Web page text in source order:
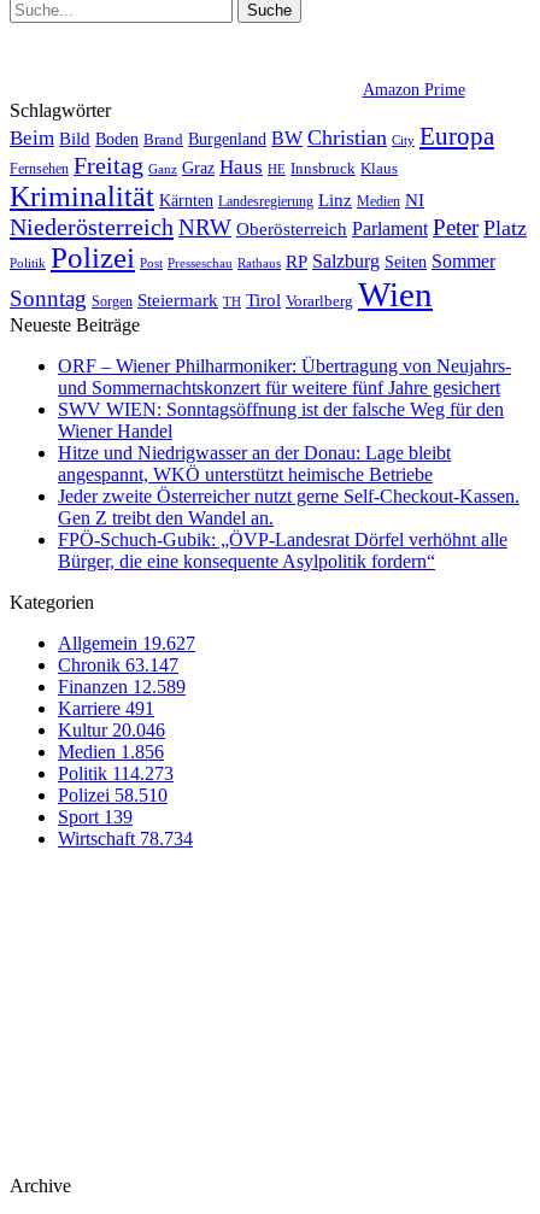
Amazon Prime
Schlagwörter
Beim Bild Boden Brand Burgenland BW Christian City Europa
Fernsehen Freitag Ganz Graz Haus HE Innsbruck Klaus
Kriminalität Kärnten Landesregierung Linz Medien NI
Niederösterreich NRW Oberösterreich Parlament Peter Platz
Politik Polizei Post Presseschau Rathaus RP Salzburg Seiten Sommer
Sonntag Sorgen Steiermark TH Tirol Vorarlberg Wien
Neueste Beiträge
ORF – Wiener Philharmoniker: Übertragung von Neujahrs-
und Sommernachtskonzert für weitere fünf Jahre gesichert
SWV WIEN: Sonntagsöffnung ist der falsche Weg für den
Wiener Handel
Hitze und Niedrigwasser an der Donau: Lage bleibt
angespannt, WKÖ unterstützt heimische Betriebe
Jeder zweite Österreicher nutzt gerne Self-Checkout-Kassen.
Gen Z treibt den Wandel an.
FPÖ-Schuch-Gubik: „ÖVP-Landesrat Dörfel verhöhnt alle
Bürger, die eine konsequente Asylpolitik fordern“
Kategorien
Allgemein 19.627
Chronik 63.147
Finanzen 12.589
Karriere 491
Kultur 20.046
Medien 1.856
Politik 114.273
Polizei 58.510
Sport 139
Wirtschaft 78.734
Archive